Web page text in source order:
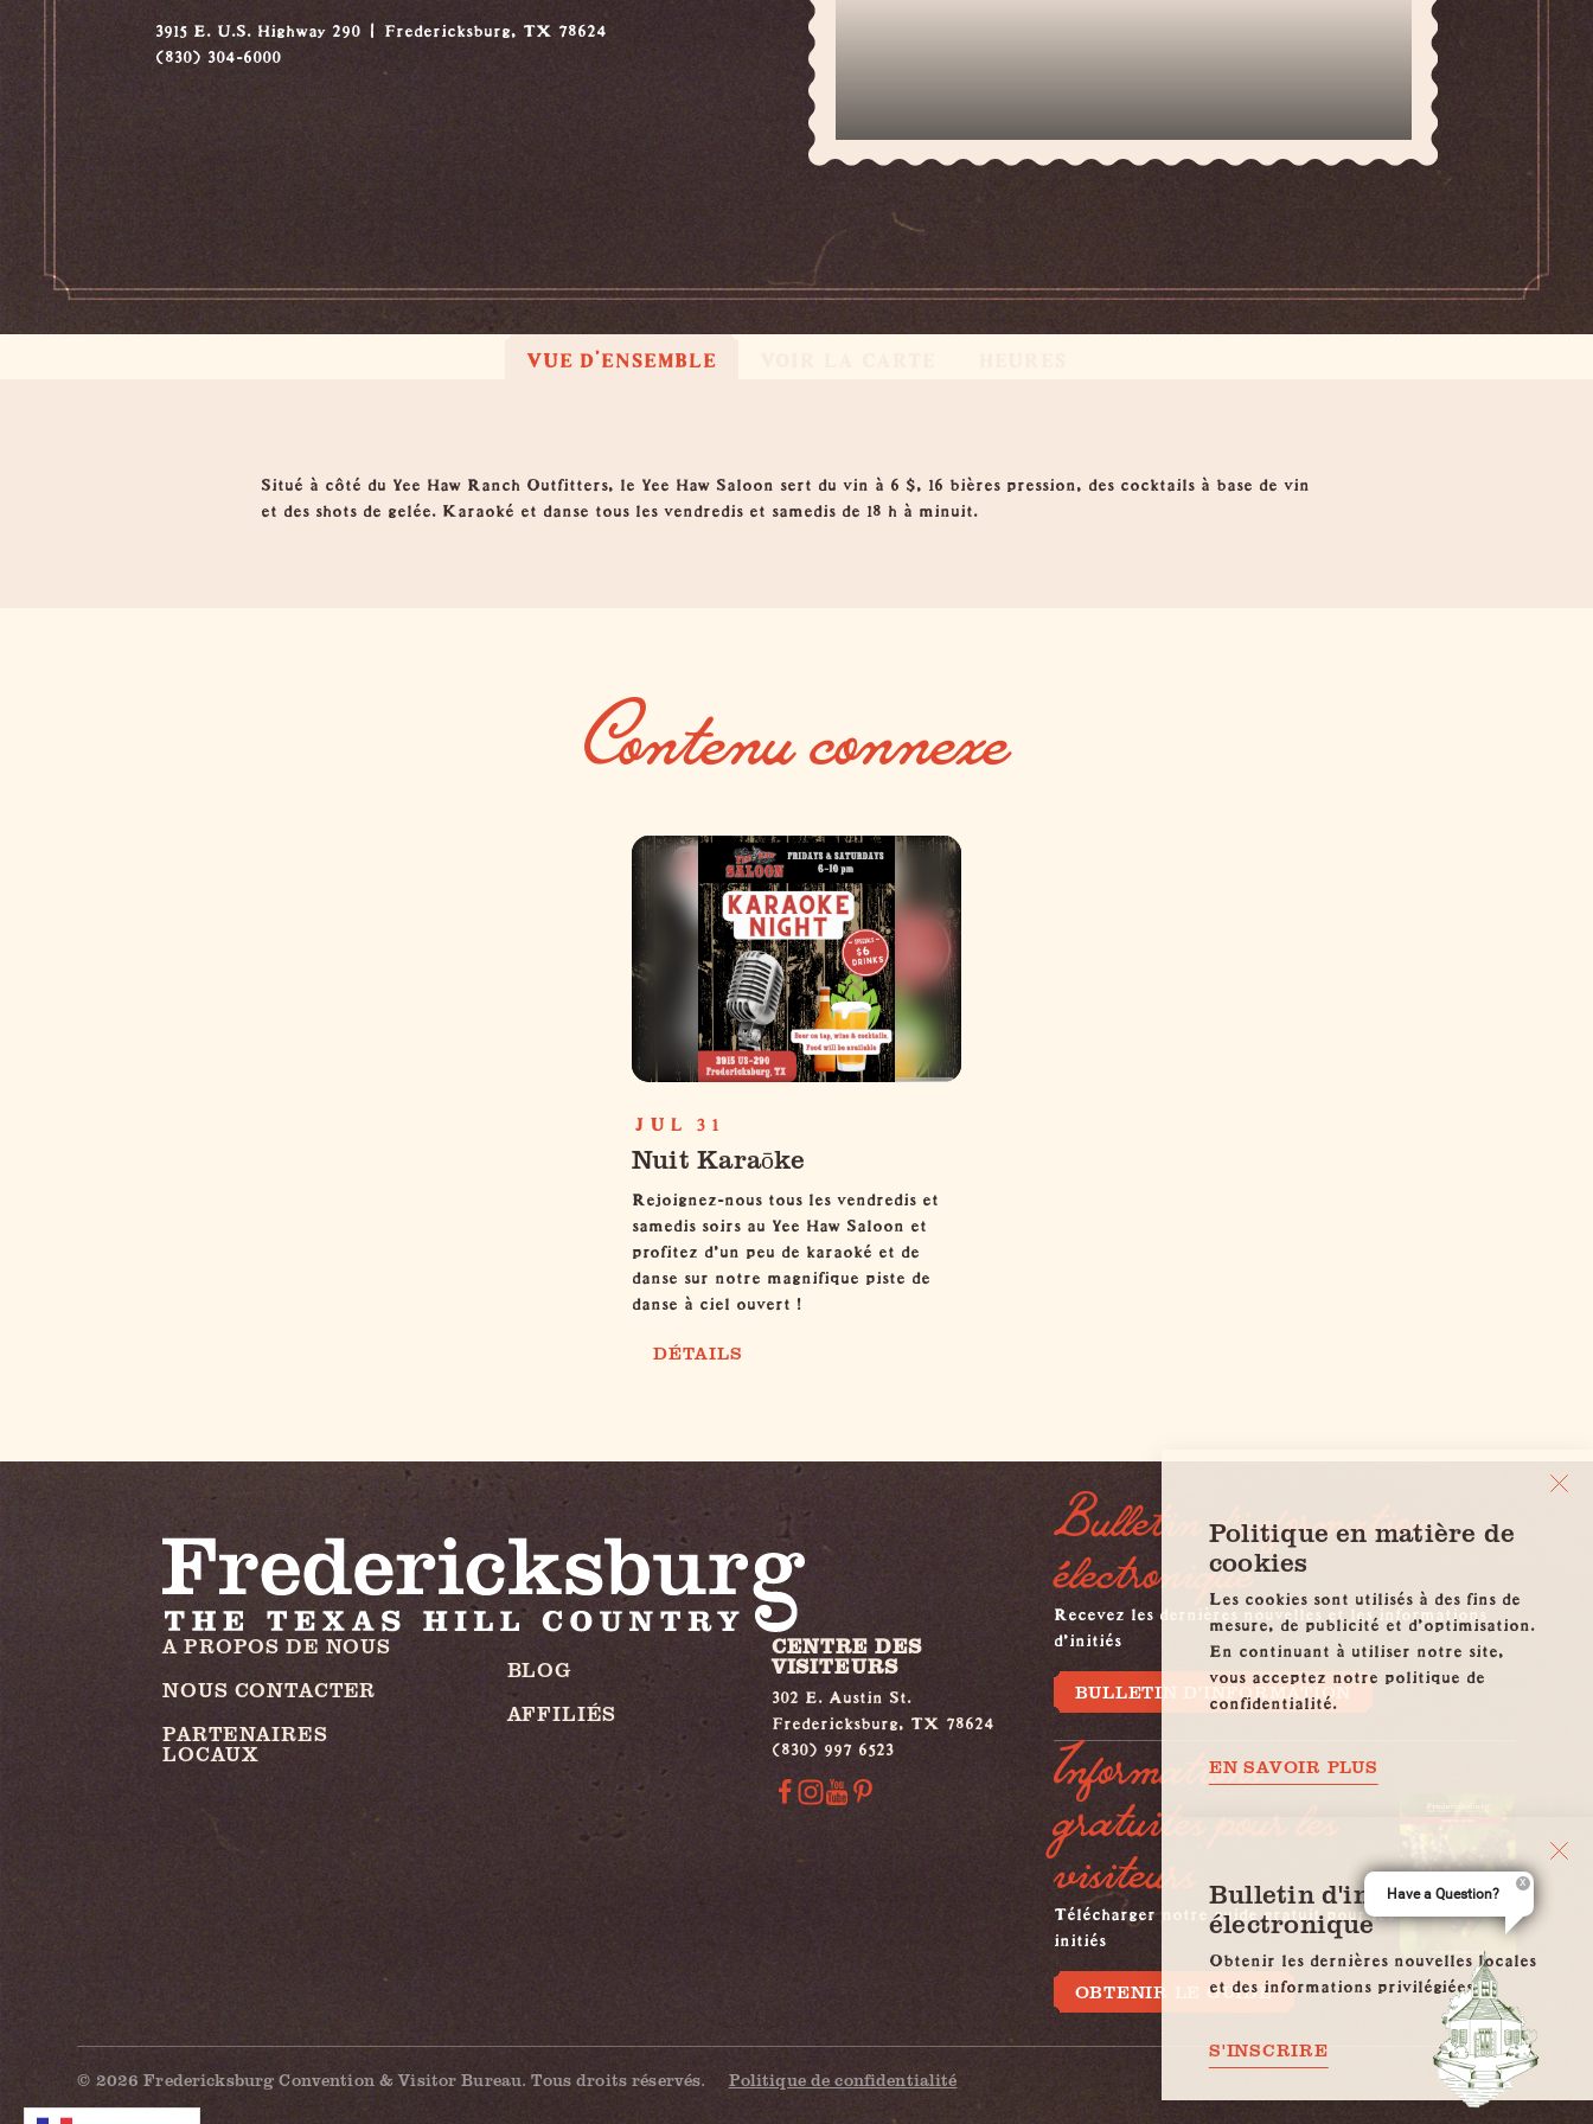
3915 E. U.S. Highway 290
Fredericksburg, TX 78624
(830) 304-6000
VUE D'ENSEMBLE
Vue d'ensemble
Situé à côté du Yee Haw Ranch Outfitters, le Yee Haw Saloon sert du vin à 6 $, 16 bières pression, des cocktails à base de vin
et des shots de gelée. Karaoké et danse tous les vendredis et samedis de 18 h à minuit.
Contenu connexe
JUL 31
Nuit Karaōke
Rejoignez-nous tous les vendredis et
samedis soirs au Yee Haw Saloon et
profitez d'un peu de karaoké et de
danse sur notre magnifique piste de
danse à ciel ouvert !
DÉTAILS
A PROPOS DE NOUS
NOUS CONTACTER
PARTENAIRES
LOCAUX
BLOG
AFFILIÉS
CENTRE DES
VISITEURS
302 E. Austin St.
Fredericksburg, TX 78624
(830) 997 6523
Bulletin d'information
électronique
Recevez les dernières nouvelles et les informations
d'initiés
BULLETIN D'INFORMATION
Informations
gratuites pour les
visiteurs
Télécharger notre guide gratuit pour les
initiés
OBTENIR LE GUIDE
© 2026 Fredericksburg Convention & Visitor Bureau. Tous droits réservés. Politique de confidentialité
Politique en matière de
cookies
Les cookies sont utilisés à des fins de
mesure, de publicité et d'optimisation.
En continuant à utiliser notre site,
vous acceptez notre politique de
confidentialité.
EN SAVOIR PLUS
Bulletin d'information
électronique
Obtenir les dernières nouvelles locales
et des informations privilégiées
S'INSCRIRE
Have a Question?